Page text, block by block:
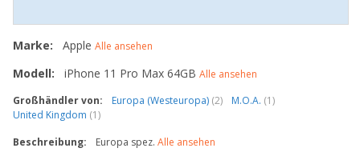
Marke: Apple Alle ansehen
Modell: iPhone 11 Pro Max 64GB Alle ansehen
Großhändler von:
Europa (Westeuropa) (2) M.O.A. (1)
United Kingdom (1)
Beschreibung:
Europa spez. Alle ansehen